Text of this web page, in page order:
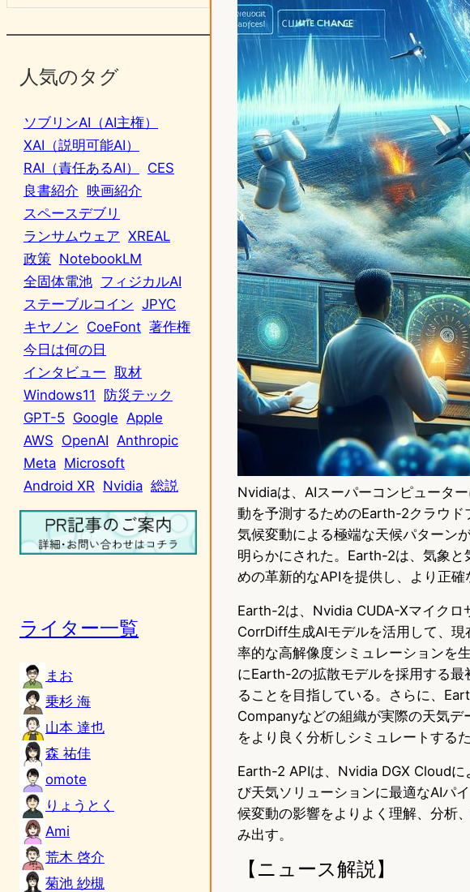
人気のタグ
ソブリンAI（AI主権）
XAI（説明可能AI）
RAI（責任あるAI）
CES
良書紹介 映画紹介
スペースデブリ
ランサムウェア XREAL
政策 NotebookLM
全固体電池 フィジカルAI
ステーブルコイン JPYC
キヤノン CoeFont 著作権
今日は何の日
インタビュー 取材
Windows11
防災テック
GPT-5 Google Apple
AWS OpenAI Anthropic
Meta Microsoft
Android XR Nvidia 総説
ライター一覧
まお
乗杉 海
山本 達也
森 祐佳
omote
りょうとく
Ami
荒木 啓介
菊池 紗槻
Nvidiaは、AIスーパーコンピュータ
動を予測するためのEarth-2クラウド
気候変動による極端な天候パターン
明らかにされた。Earth-2は、気象
めの革新的なAPIを提供し、より正確
Earth-2は、Nvidia CUDA-Xマイクロ
CorrDiff生成AIモデルを活用して、
率的な高解像度シミュレーションを
にEarth-2の拡散モデルを採用する最
ることを目指している。さらに、
Companyなどの組織が実際の天気
をより良く分析しシミュレートする
Earth-2 APIは、Nvidia DGX Cloud
び天気ソリューションに最適なAIパ
候変動の影響をよりよく理解、分析
み出す。
【ニュース解説】